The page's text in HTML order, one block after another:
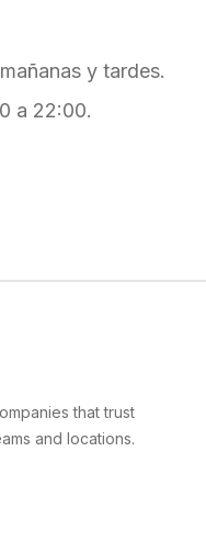
y tardes.
a 22:00.
that trust
and locations.